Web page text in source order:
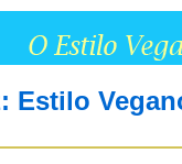
Estilo